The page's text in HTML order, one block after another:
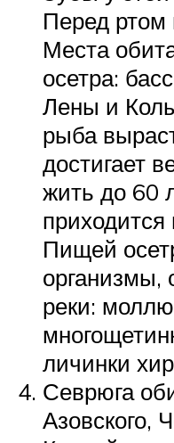
Перед ртом
Места
осетра:
Лены и
рыба
достигает
жить до 60
приходится
Пищей
реки:
личинки
Севрюга
Азовского,